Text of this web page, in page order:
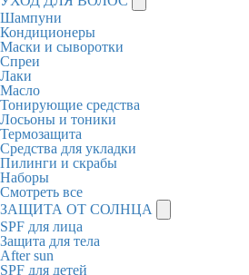
Шампуни
Кондиционеры
Маски и сыворотки
Спреи
Лаки
Масло
Тонирующие средства
Лосьоны и тоники
Термозащита
Средства для укладки
Пилинги и скрабы
Наборы
Смотреть все
ЗАЩИТА ОТ СОЛНЦА
SPF для лица
Защита для тела
After sun
SPF для детей